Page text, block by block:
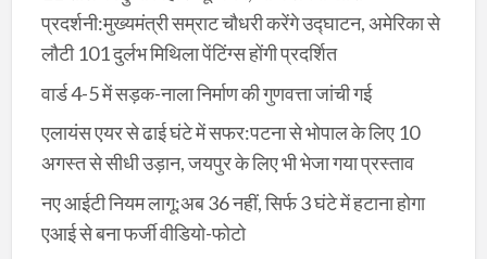
प्रदर्शनी:मुख्यमंत्री सम्राट चौधरी करेंगे उद्घाटन, अमेरिका से
लौटी 101 दुर्लभ मिथिला पेंटिंग्स होंगी प्रदर्शित
वार्ड 4-5 में सड़क-नाला निर्माण की गुणवत्ता जांची गई
एलायंस एयर से ढाई घंटे में सफर:पटना से भोपाल के लिए 10
अगस्त से सीधी उड़ान, जयपुर के लिए भी भेजा गया प्रस्ताव
नए आईटी नियम लागू:अब 36 नहीं, सिर्फ 3 घंटे में हटाना होगा
एआई से बना फर्जी वीडियो-फोटो